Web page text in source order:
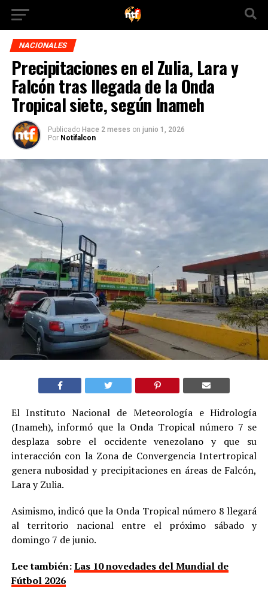
NACIONALES
Precipitaciones en el Zulia, Lara y
Falcón tras llegada de la Onda
Tropical siete, según Inameh
Publicado Hace 2 meses on junio 1, 2026
Por Notifalcon
El Instituto Nacional de Meteorología e Hidrología
(Inameh), informó que la Onda Tropical número 7 se
desplaza sobre el occidente venezolano y que su
interacción con la Zona de Convergencia Intertropical
genera nubosidad y precipitaciones en áreas de Falcón,
Lara y Zulia.
Asimismo, indicó que la Onda Tropical número 8 llegará
al territorio nacional entre el próximo sábado y
domingo 7 de junio.
Lee también:Las 10 novedades del Mundial de
Fútbol 2026